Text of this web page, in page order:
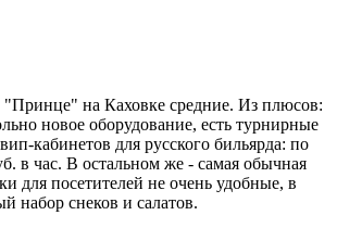
на Каховке средние. Из плюсов:
новое оборудование, есть турнирные
кабинетов для русского бильярда: по
в час. В остальном же - самая обычная
для посетителей не очень удобные, в
набор снеков и салатов.